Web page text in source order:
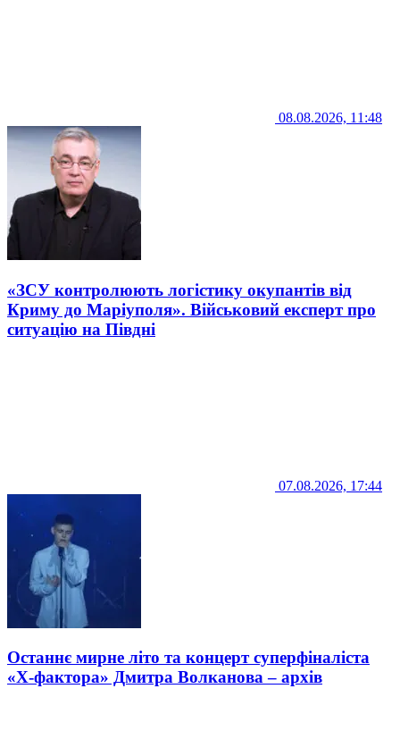
08.08.2026, 11:48
«ЗСУ контролюють логістику окупантів від
Криму до Маріуполя». Військовий експерт про
ситуацію на Півдні
07.08.2026, 17:44
Останнє мирне літо та концерт суперфіналіста
«Х-фактора» Дмитра Волканова – архів